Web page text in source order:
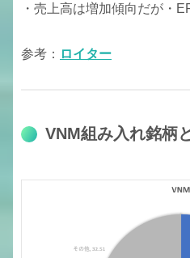
・売上高は増加傾向だが・
参考： ロイター
VNM組み入れ銘柄